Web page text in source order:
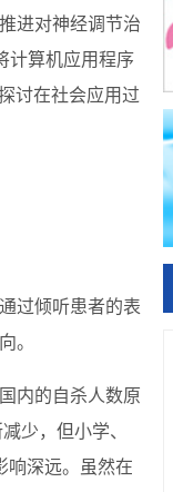
进对神经调节治
计算机应用程序
讨在社会应用过
过倾听患者的表
。
内的自杀人数原
少，但小学、
响深远。虽然在